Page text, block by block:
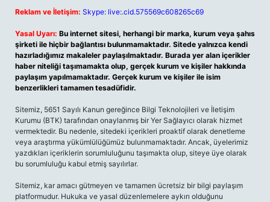
Reklam ve İletişim: Skype: live:.cid.575569c608265c69
Yasal Uyarı: Bu internet sitesi, herhangi bir marka, kurum veya şahıs
şirketi ile hiçbir bağlantısı bulunmamaktadır. Sitede yalnızca kendi
hazırladığımız makaleler paylaşılmaktadır. Burada yer alan içerikler
haber niteliği taşımamakta olup, gerçek kurum ve kişiler hakkında
paylaşım yapılmamaktadır. Gerçek kurum ve kişiler ile isim
benzerlikleri tamamen tesadüfidir.
Sitemiz, 5651 Sayılı Kanun gereğince Bilgi Teknolojileri ve İletişim
Kurumu (BTK) tarafından onaylanmış bir Yer Sağlayıcı olarak hizmet
vermektedir. Bu nedenle, sitedeki içerikleri proaktif olarak denetleme
veya araştırma yükümlülüğümüz bulunmamaktadır. Ancak, üyelerimiz
yazdıkları içeriklerin sorumluluğunu taşımakta olup, siteye üye olarak
bu sorumluluğu kabul etmiş sayılırlar.
Sitemiz, kar amacı gütmeyen ve tamamen ücretsiz bir bilgi paylaşım
platformudur. Hukuka ve yasal düzenlemelere aykırı olduğunu